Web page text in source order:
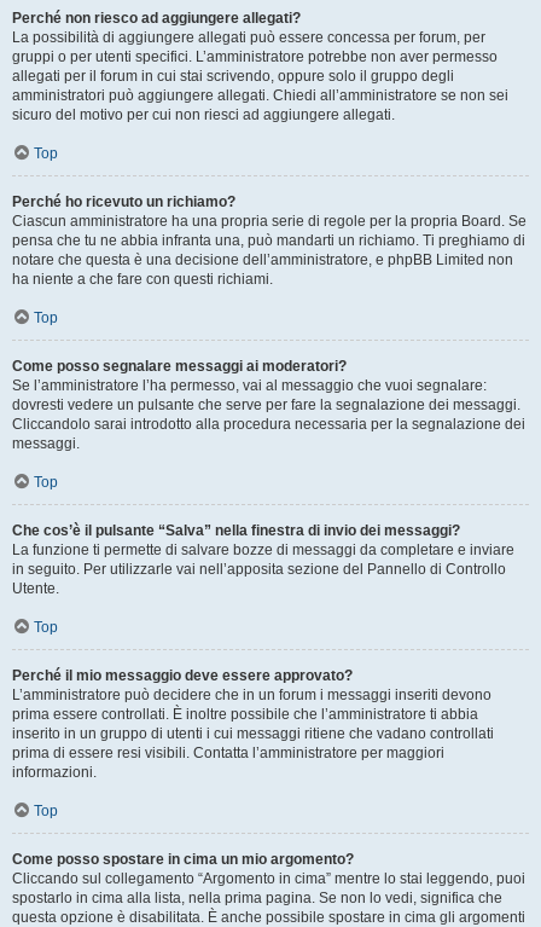
Perché non riesco ad aggiungere allegati?
La possibilità di aggiungere allegati può essere concessa per forum, per
gruppi o per utenti specifici. L’amministratore potrebbe non aver permesso
allegati per il forum in cui stai scrivendo, oppure solo il gruppo degli
amministratori può aggiungere allegati. Chiedi all’amministratore se non sei
sicuro del motivo per cui non riesci ad aggiungere allegati.
Top
Perché ho ricevuto un richiamo?
Ciascun amministratore ha una propria serie di regole per la propria Board. Se
pensa che tu ne abbia infranta una, può mandarti un richiamo. Ti preghiamo di
notare che questa è una decisione dell’amministratore, e phpBB Limited non
ha niente a che fare con questi richiami.
Top
Come posso segnalare messaggi ai moderatori?
Se l’amministratore l’ha permesso, vai al messaggio che vuoi segnalare:
dovresti vedere un pulsante che serve per fare la segnalazione dei messaggi.
Cliccandolo sarai introdotto alla procedura necessaria per la segnalazione dei
messaggi.
Top
Che cos’è il pulsante “Salva” nella finestra di invio dei messaggi?
La funzione ti permette di salvare bozze di messaggi da completare e inviare
in seguito. Per utilizzarle vai nell’apposita sezione del Pannello di Controllo
Utente.
Top
Perché il mio messaggio deve essere approvato?
L’amministratore può decidere che in un forum i messaggi inseriti devono
prima essere controllati. È inoltre possibile che l’amministratore ti abbia
inserito in un gruppo di utenti i cui messaggi ritiene che vadano controllati
prima di essere resi visibili. Contatta l’amministratore per maggiori
informazioni.
Top
Come posso spostare in cima un mio argomento?
Cliccando sul collegamento “Argomento in cima” mentre lo stai leggendo, puoi
spostarlo in cima alla lista, nella prima pagina. Se non lo vedi, significa che
questa opzione è disabilitata. È anche possibile spostare in cima gli argomenti